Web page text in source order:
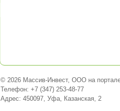
© 2026 Массив-Инвест, ООО на
Телефон: +7 (347) 253-48-77
Адрес: 450097, Уфа, Казанская, 2